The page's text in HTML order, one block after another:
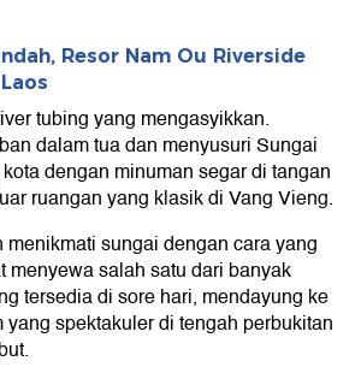
Resor Nam Ou Riverside
tubing yang mengasyikkan.
dalam tua dan menyusuri Sungai
dengan minuman segar di tangan
ruangan yang klasik di Vang Vieng.
sungai dengan cara yang
menyewa salah satu dari banyak
tersedia di sore hari, mendayung ke
yang spektakuler di tengah perbukitan